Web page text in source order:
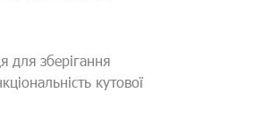
для зберігання
кутової